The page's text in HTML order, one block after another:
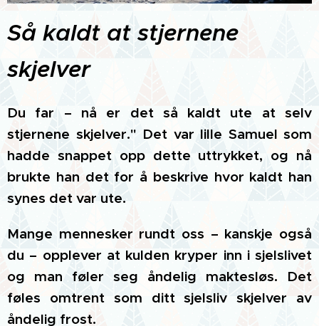
Så kaldt at stjernene
skjelver
Du far – nå er det så kaldt ute at selv
stjernene skjelver." Det var lille Samuel som
hadde snappet opp dette uttrykket, og nå
brukte han det for å beskrive hvor kaldt han
synes det var ute.
Mange mennesker rundt oss – kanskje også
du – opplever at kulden kryper inn i sjelslivet
og man føler seg åndelig maktesløs. Det
føles omtrent som ditt sjelsliv skjelver av
åndelig frost.